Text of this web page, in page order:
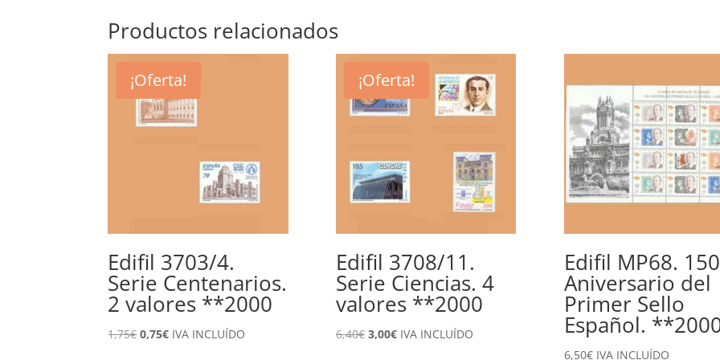
Productos relacionados
¡Oferta!
Edifil 3703/4.
Serie Centenarios.
2 valores **2000
1,75€El
0,75€ElIVA INCLUÍDO
¡Oferta!
Edifil 3708/11.
Serie Ciencias. 4
valores **2000
6,40€ El
3,00€ElIVA INCLUÍDO
Edifil MP68. 150
Aniversario del
Primer Sello
Español.
6,50€ IVA INCLUÍDO